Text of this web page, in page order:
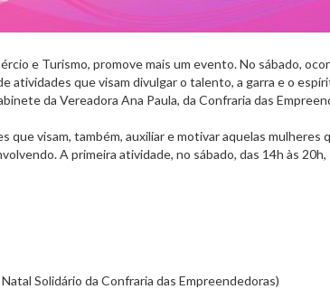
e Turismo, promove mais um evento. No sábado,
atividades que visam divulgar o talento, a garra e o
da Vereadora Ana Paula, da Confraria das
que visam, também, auxiliar e motivar aquelas mulheres
A primeira atividade, no sábado, das 14h às 20h,
Solidário da Confraria das Empreendedoras)